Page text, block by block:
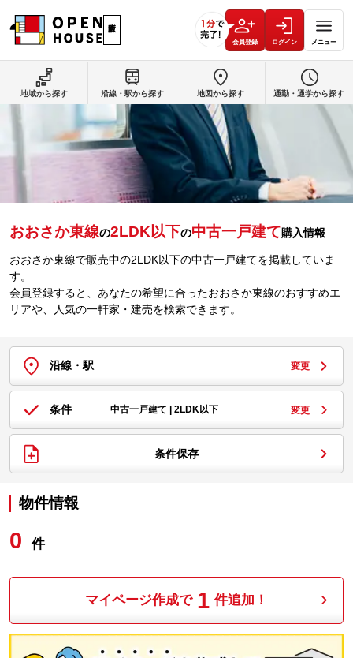
会員登録 ログイン メニュー
おおさか東線の2LDK以下の中古一戸建て購入情報
おおさか東線で販売中の2LDK以下の中古一戸建てを掲載していま
す。
会員登録すると、あなたの希望に合ったおおさか東線のおすすめエ
リアや、人気の一軒家・建売を検索できます。
沿線・駅 変更
条件 中古一戸建て | 2LDK以下 変更
条件保存
物件情報
0 件
マイページ作成で 1 件追加！
地域から探す 沿線・駅から探す 地図から探す 通勤・通学から探す